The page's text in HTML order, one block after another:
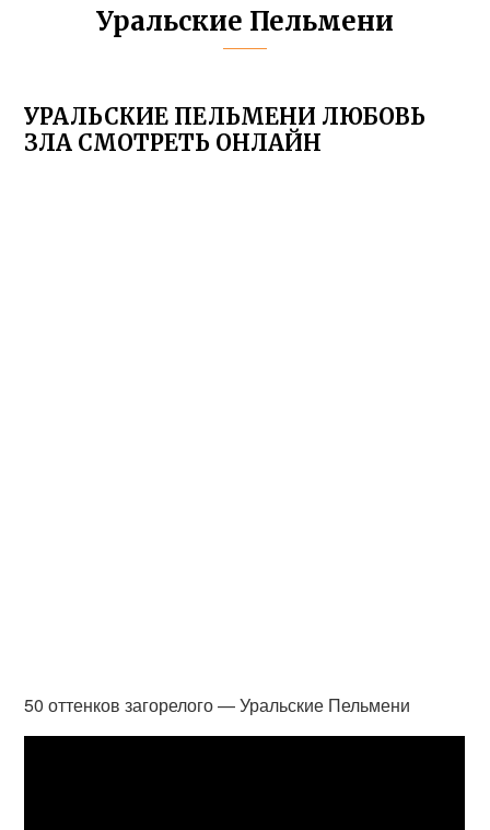
Уральские Пельмени
УРАЛЬСКИЕ ПЕЛЬМЕНИ ЛЮБОВЬ
ЗЛА СМОТРЕТЬ ОНЛАЙН
50 оттенков загорелого — Уральские Пельмени